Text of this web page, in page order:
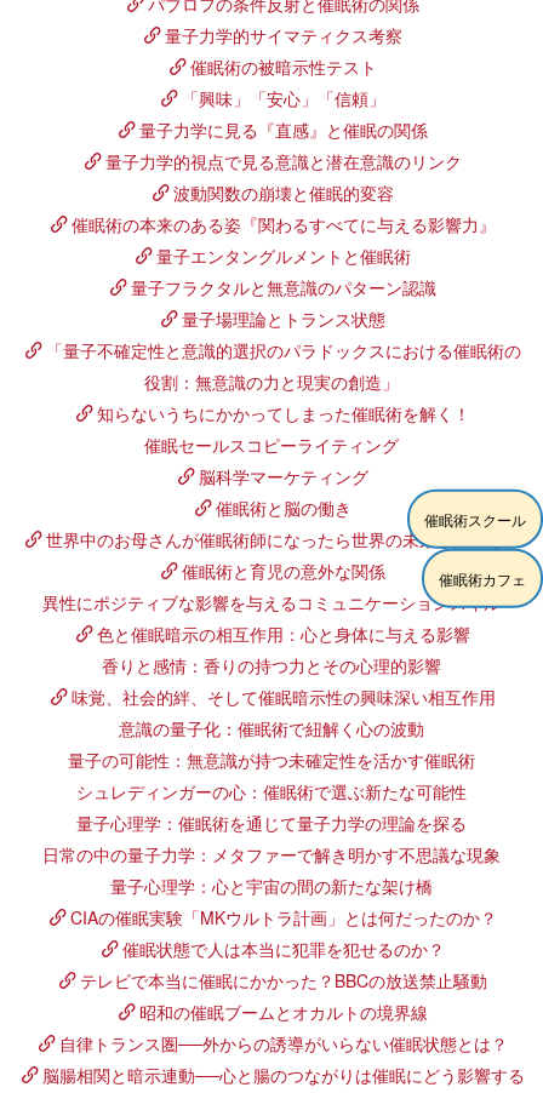
量子力学的サイマティクス考察
催眠術の被暗示性テスト
「興味」「安心」「信頼」
量子力学に見る『直感』と催眠の関係
量子力学的視点で見る意識と潜在意識のリンク
波動関数の崩壊と催眠的変容
催眠術の本来のある姿『関わるすべてに与える影響力』
量子エンタングルメントと催眠術
量子フラクタルと無意識のパターン認識
量子場理論とトランス状態
「量子不確定性と意識的選択のパラドックスにおける催眠術の
役割：無意識の力と現実の創造」
知らないうちにかかってしまった催眠術を解く！
催眠セールスコピーライティング
脳科学マーケティング
催眠術と脳の働き
世界中のお母さんが催眠術師になったら世界の未来が変わる！
催眠術と育児の意外な関係
異性にポジティブな影響を与えるコミュニケーションスキル
色と催眠暗示の相互作用：心と身体に与える影響
香りと感情：香りの持つ力とその心理的影響
味覚、社会的絆、そして催眠暗示性の興味深い相互作用
意識の量子化：催眠術で紐解く心の波動
量子の可能性：無意識が持つ未確定性を活かす催眠術
シュレディンガーの心：催眠術で選ぶ新たな可能性
量子心理学：催眠術を通じて量子力学の理論を探る
日常の中の量子力学：メタファーで解き明かす不思議な現象
量子心理学：心と宇宙の間の新たな架け橋
CIAの催眠実験「MKウルトラ計画」とは何だったのか？
催眠状態で人は本当に犯罪を犯せるのか？
テレビで本当に催眠にかかった？BBCの放送禁止騒動
昭和の催眠ブームとオカルトの境界線
自律トランス圏──外からの誘導がいらない催眠状態とは？
脳腸相関と暗示連動──心と腸のつながりは催眠にどう影響する
催眠術スクール
催眠術カフェ